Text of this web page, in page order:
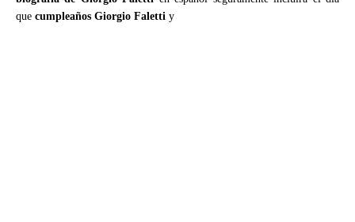
que cumpleaños Giorgio Faletti y